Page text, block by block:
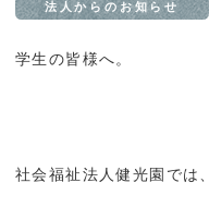
法人からのお知らせ
学生の皆様へ。
社会福祉法人健光園では、